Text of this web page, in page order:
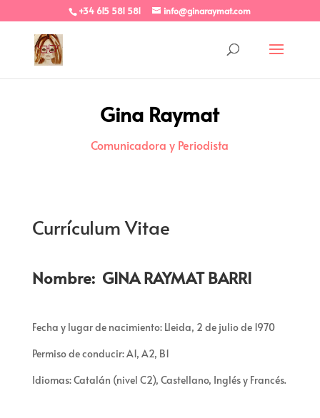
+34 615 581 581 info@ginaraymat.com
Gina Raymat
Comunicadora y Periodista
Currículum Vitae
Nombre: GINA RAYMAT BARRI
Fecha y lugar de nacimiento: Lleida, 2 de julio de 1970
Permiso de conducir: A1, A2, B1
Idiomas: Catalán (nivel C2), Castellano, Inglés y Francés.